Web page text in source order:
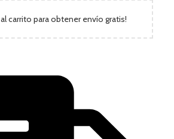
al carrito para obtener envío gratis!